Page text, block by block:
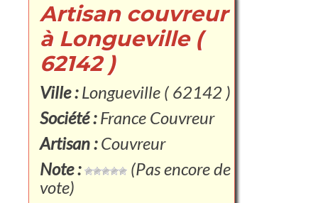
Artisan couvreur
à Longueville (
62142 )
Ville :Longueville ( 62142 )
Société :France Couvreur
Artisan :Couvreur
Note :
(Pas encore de
vote)